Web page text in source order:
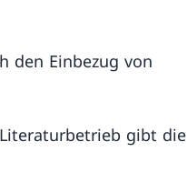
den Einbezug von
gibt die